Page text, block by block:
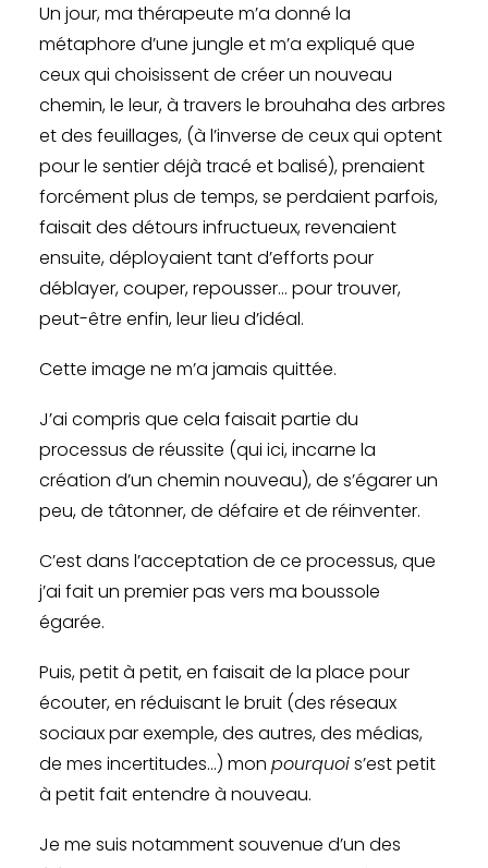
Un jour, ma thérapeute m’a donné la
métaphore d’une jungle et m’a expliqué que
ceux qui choisissent de créer un nouveau
chemin, le leur, à travers le brouhaha des arbres
et des feuillages, (à l’inverse de ceux qui optent
pour le sentier déjà tracé et balisé), prenaient
forcément plus de temps, se perdaient parfois,
faisait des détours infructueux, revenaient
ensuite, déployaient tant d’efforts pour
déblayer, couper, repousser… pour trouver,
peut-être enfin, leur lieu d’idéal.
Cette image ne m’a jamais quittée.
J’ai compris que cela faisait partie du
processus de réussite (qui ici, incarne la
création d’un chemin nouveau), de s’égarer un
peu, de tâtonner, de défaire et de réinventer.
C’est dans l’acceptation de ce processus, que
j’ai fait un premier pas vers ma boussole
égarée.
Puis, petit à petit, en faisait de la place pour
écouter, en réduisant le bruit (des réseaux
sociaux par exemple, des autres, des médias,
de mes incertitudes…) mon pourquois’est petit
à petit fait entendre à nouveau.
Je me suis notamment souvenue d’un des